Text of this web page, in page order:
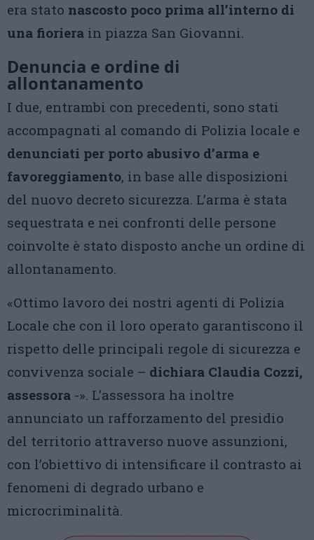
era stato nascosto poco prima all’interno di
una fioriera in piazza San Giovanni.
Denuncia e ordine di
allontanamento
I due, entrambi con precedenti, sono stati
accompagnati al comando di Polizia locale e
denunciati per porto abusivo d’arma e
favoreggiamento, in base alle disposizioni
del nuovo decreto sicurezza. L’arma è stata
sequestrata e nei confronti delle persone
coinvolte è stato disposto anche un ordine di
allontanamento.
«Ottimo lavoro dei nostri agenti di Polizia
Locale che con il loro operato garantiscono il
rispetto delle principali regole di sicurezza e
convivenza sociale – dichiara Claudia Cozzi,
assessora -». L’assessora ha inoltre
annunciato un rafforzamento del presidio
del territorio attraverso nuove assunzioni,
con l’obiettivo di intensificare il contrasto ai
fenomeni di degrado urbano e
microcriminalità.